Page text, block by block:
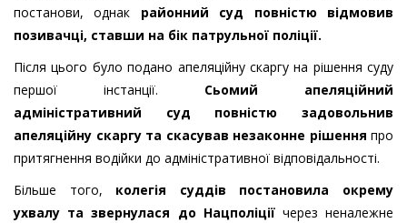
постанови, однак районний суд повністю відмовив
позивачці, ставши на бік патрульної поліції.
Після цього було подано апеляційну скаргу на рішення суду
першої інстанції. Сьомий апеляційний
адміністративний суд повністю задовольнив
апеляційну скаргу та скасував незаконне рішення про
притягнення водійки до адміністративної відповідальності.
Більше того, колегія суддів постановила окрему
ухвалу та звернулася до Нацполіціїчерез неналежне